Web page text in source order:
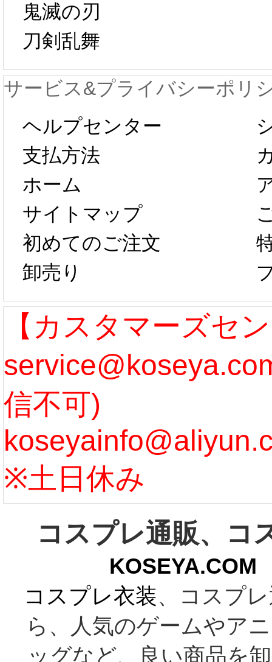
日から工場生産
が一時停止いた
します。 2月5日
以後のご注文
は、2月25日か
らコスプレ制
作、発送予定と
なります。 ...
[more]
プレ
新春
字半
第二
たし
ル期
まで
う...
鬼滅の刃
刀剣乱舞
サービス&プライバシーポリ
ヘルプセンター
支払方法
ホーム
サイトマップ
初めてのご注文
卸売り
【カスタマーズセ
信不可)
※土日休み
コスプレ通販、コ
コスプレ衣装、コスプ
ら、人気のゲームやア
ッグなど、良い商品を